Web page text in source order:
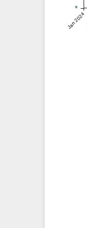
Jan 2024